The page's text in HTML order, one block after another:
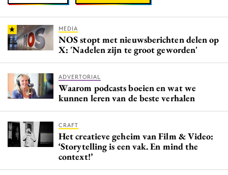
MEDIA
NOS stopt met nieuwsberichten delen op
X: 'Nadelen zijn te groot geworden'
ADVERTORIAL
Waarom podcasts boeien en wat we
kunnen leren van de beste verhalen
CRAFT
Het creatieve geheim van Film & Video:
‘Storytelling is een vak. En mind the
context!’